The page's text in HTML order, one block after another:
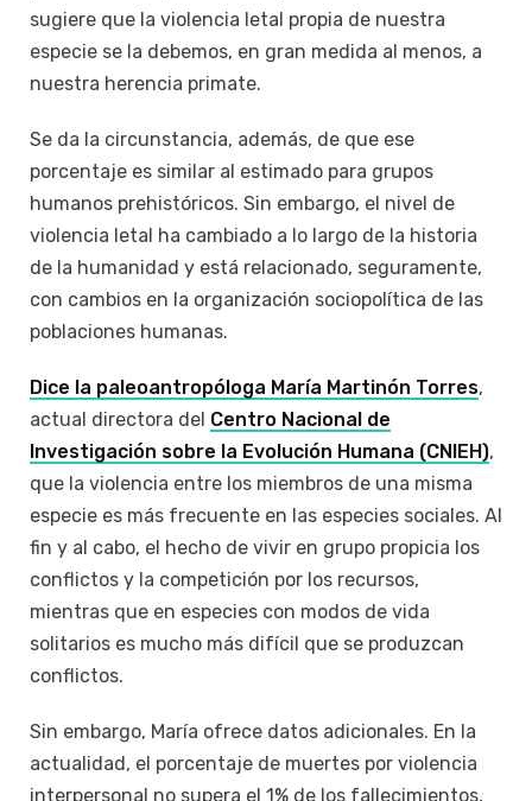
sugiere que la violencia letal propia de nuestra
especie se la debemos, en gran medida al menos, a
nuestra herencia primate.
Se da la circunstancia, además, de que ese
porcentaje es similar al estimado para grupos
humanos prehistóricos. Sin embargo, el nivel de
violencia letal ha cambiado a lo largo de la historia
de la humanidad y está relacionado, seguramente,
con cambios en la organización sociopolítica de las
poblaciones humanas.
Dice la paleoantropóloga María Martinón Torres,
actual directora del Centro Nacional de
Investigación sobre la Evolución Humana (CNIEH),
que la violencia entre los miembros de una misma
especie es más frecuente en las especies sociales. Al
fin y al cabo, el hecho de vivir en grupo propicia los
conflictos y la competición por los recursos,
mientras que en especies con modos de vida
solitarios es mucho más difícil que se produzcan
conflictos.
Sin embargo, María ofrece datos adicionales. En la
actualidad, el porcentaje de muertes por violencia
interpersonal no supera el 1% de los fallecimientos,